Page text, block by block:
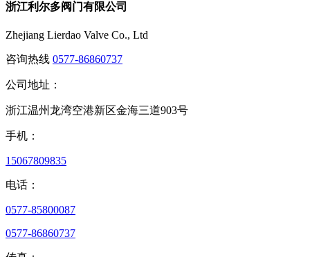
浙江利尔多阀门有限公司
Zhejiang Lierdao Valve Co., Ltd
咨询热线 0577-86860737
公司地址：
浙江温州龙湾空港新区金海三道903号
手机：
15067809835
电话：
0577-85800087
0577-86860737